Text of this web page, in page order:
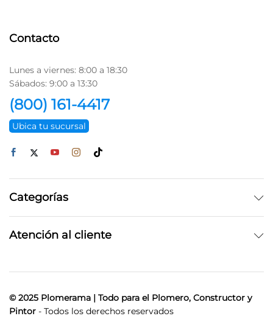
Contacto
Lunes a viernes: 8:00 a 18:30
Sábados: 9:00 a 13:30
(800) 161-4417
Ubica tu sucursal
Categorías
Atención al cliente
© 2025 Plomerama | Todo para el Plomero, Constructor y
Pintor - Todos los derechos reservados